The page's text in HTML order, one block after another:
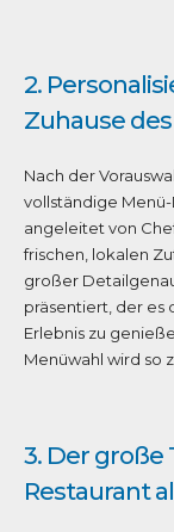
2.
Zuhause
Nach der
vollständige
angeleitet von
frischen, lokalen
großer
präsentiert, der es
Erlebnis zu
Menüwahl wird so
3. Der
Restaurant